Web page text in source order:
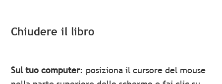
Chiudere il libro
Sul tuo computer: posiziona il cursore del mouse